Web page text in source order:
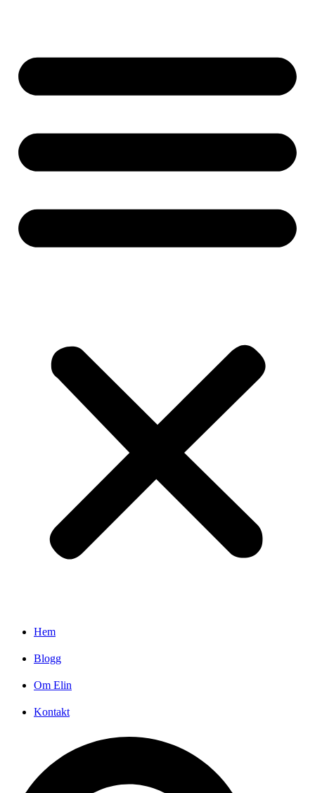
Hem
Blogg
Om Elin
Kontakt